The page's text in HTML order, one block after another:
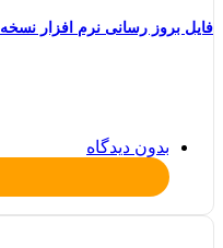
فایل بروز رسانی نرم افزار نسخه 6.08
بدون دیدگاه